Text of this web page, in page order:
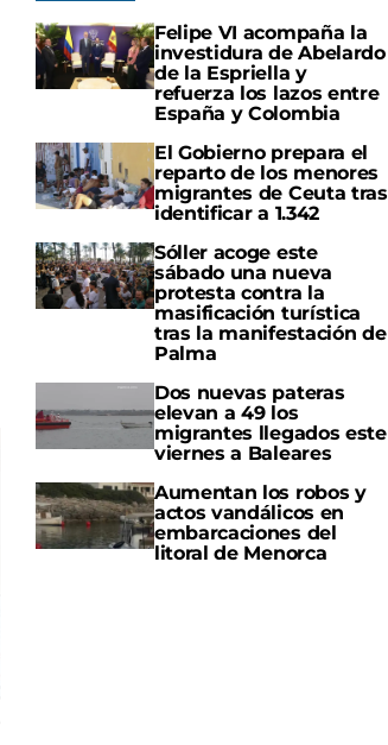
Felipe VI acompaña la
investidura de Abelardo
de la Espriella y
refuerza los lazos entre
España y Colombia
El Gobierno prepara el
reparto de los menores
migrantes de Ceuta tras
identificar a 1.342
Sóller acoge este
sábado una nueva
protesta contra la
masificación turística
tras la manifestación de
Palma
Dos nuevas pateras
elevan a 49 los
migrantes llegados este
viernes a Baleares
Aumentan los robos y
actos vandálicos en
embarcaciones del
litoral de Menorca